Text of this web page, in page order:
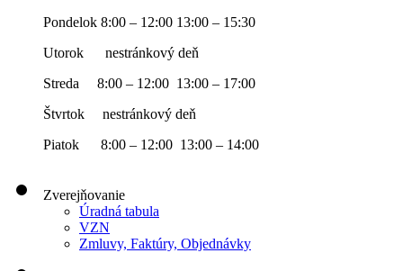
Pondelok 8:00 – 12:00 13:00 – 15:30
Utorok nestránkový deň
Streda 8:00 – 12:00 13:00 – 17:00
Štvrtok nestránkový deň
Piatok 8:00 – 12:00 13:00 – 14:00
Zverejňovanie
Úradná tabula
VZN
Zmluvy, Faktúry, Objednávky